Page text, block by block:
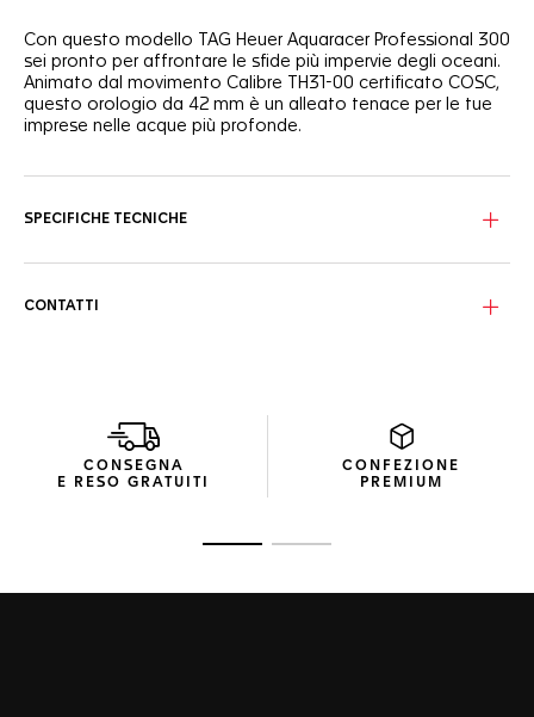
Con questo modello TAG Heuer Aquaracer Professional 300
sei pronto per affrontare le sfide più impervie degli oceani.
Animato dal movimento Calibre TH31-00 certificato COSC,
questo orologio da 42 mm è un alleato tenace per le tue
imprese nelle acque più profonde.
una lancetta centrale azzurra aggiunge un tocco di colore.
ceramica nera offre un design ergonomico di alta gamma
tue esplorazioni subacquee.
SPECIFICHE TECNICHE
CONTATTI
CONSEGNA
E RESO GRATUITI
CONFEZIONE
PREMIUM